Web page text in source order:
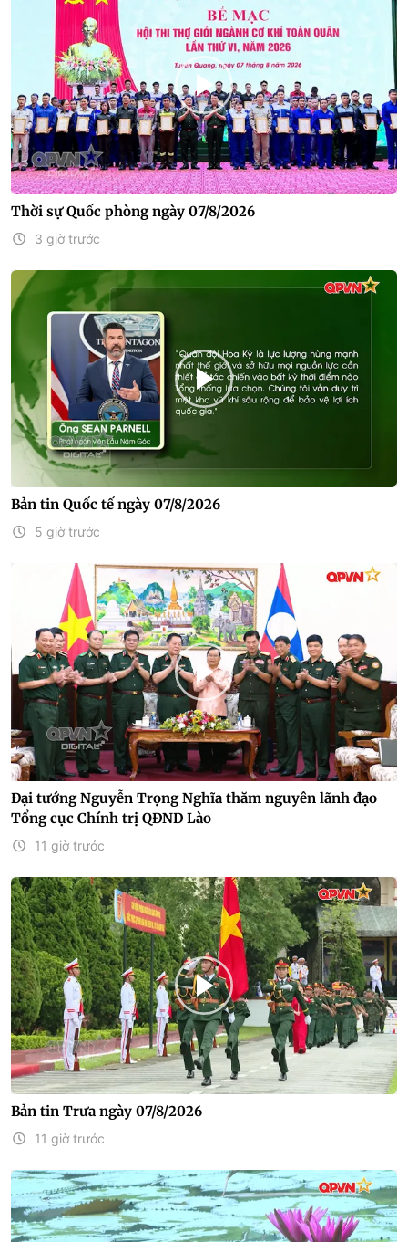
Thời sự Quốc phòng ngày 07/8/2026
3 giờ trước
Bản tin Quốc tế ngày 07/8/2026
5 giờ trước
Đại tướng Nguyễn Trọng Nghĩa thăm nguyên lãnh đạo
Tổng cục Chính trị QĐND Lào
11 giờ trước
Bản tin Trưa ngày 07/8/2026
11 giờ trước